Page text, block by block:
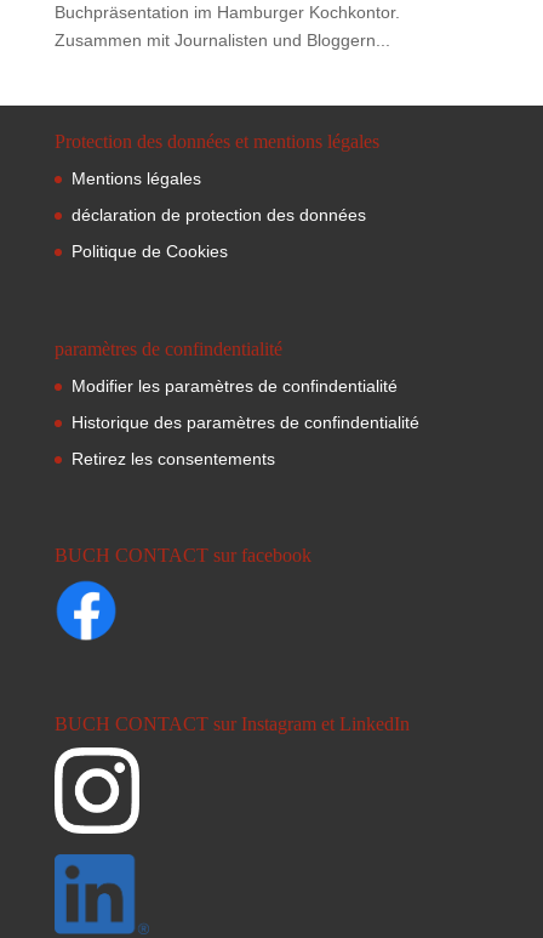
Buchpräsentation im Hamburger Kochkontor.
Zusammen mit Journalisten und Bloggern...
Protection des données et mentions légales
Mentions légales
déclaration de protection des données
Politique de Cookies
paramètres de confindentialité
Modifier les paramètres de confindentialité
Historique des paramètres de confindentialité
Retirez les consentements
BUCH CONTACT sur facebook
BUCH CONTACT sur Instagram et LinkedIn